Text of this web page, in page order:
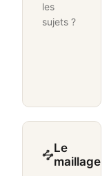
les
sujets ?
Le
maillage